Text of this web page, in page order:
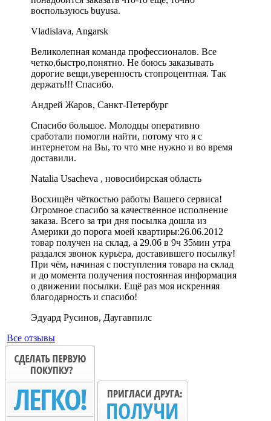
воспользуюсь buyusa.
Vladislava, Angarsk
Великолепная команда профессионалов. Все
четко,быстро,понятно. Не боюсь заказывать
дорогие вещи,уверенность стопроцентная. Так
держать!!! Спасибо.
Андрей Жаров, Санкт-Петербург
Спасибо большое. Молодцы оперативно
сработали помогли найти, потому что я с
интернетом на Вы, то что мне нужно и во время
доставили.
Natalia Usacheva , новосибирская область
Восхищён чёткостью работы Вашего сервиса!
Огромное спасибо за качественное исполнение
заказа. Всего за три дня посылка дошла из
Америки до порога моей квартиры:26.06.2012
товар получен на склад, а 29.06 в 9ч 35мин утра
раздался звонок курьера, доставившего посылку!
При чём, начиная с поступления товара на склад
и до момента получения постоянная информация
о движении посылки. Ещё раз моя искренняя
благодарность и спасибо!
Эдуард Русинов, Даугавпилс
Все отзывы